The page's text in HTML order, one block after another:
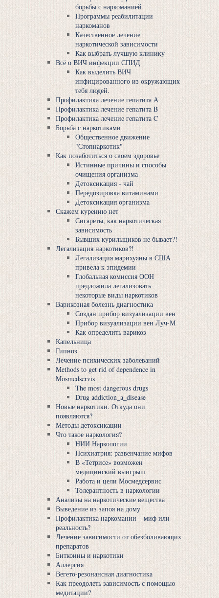
борьбы с наркоманией
Программы реабилитации
наркоманов
Качественное лечение
наркотической зависимости
Как выбрать лучшую клинику
Всё о ВИЧ инфекции СПИД
Как выделить ВИЧ
инфицированного из окружающих
тебя людей.
Профилактика лечение гепатита А
Профилактика лечение гепатита B
Профилактика лечение гепатита C
Борьба с наркотиками
Общественное движение
"Стопнаркотик"
Как позаботиться о своем здоровье
Истинные причины и способы
очищения организма
Детоксикация - чай
Передозировка витаминами
Детоксикация организма
Скажем курению нет
Сигареты, как наркотическая
зависимость
Бывших курильщиков не бывает?!
Легализация наркотиков?!
Легализация мaрихуaны в США
привела к эпидемии
Глобальная комиссия ООН
предложила легализовать
некоторые виды наркотиков
Варикозная болезнь диагностика
Создан прибор визуализации вен
Прибор визуализации вен Луч-М
Как определить варикоз
Капельница
Гипноз
Лечение психических заболеваний
Methods to get rid of dependence in
Mosmedservis
The most dangerous drugs
Drug addiction_a_disease
Новые наркотики. Откуда они
появляются?
Методы детоксикации
Что такое наркология?
НИИ Наркологии
Психиатрия: развенчание мифов
В «Тетрисе» возможен
медицинский выигрыш
Работа и цели Мосмедсервис
Толерантность в наркологии
Анализы на наркотические вещества
Выведение из запоя на дому
Профилактика наркомании – миф или
реальность?
Лечение зависимости от обезболивающих
препаратов
Биткоины и наркотики
Аллергия
Вегето-резонансная диагностика
Как преодолеть зависимость с помощью
медитации?